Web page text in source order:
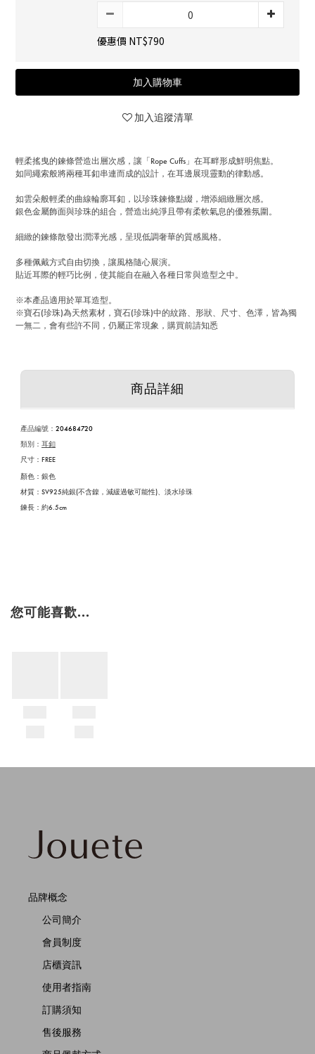
優惠價 NT$790
加入購物車
加入追蹤清單
輕柔搖曳的鍊條營造出層次感，讓「Rope Cuffs」在耳畔形成鮮明焦點。
如同繩索般將兩種耳釦串連而成的設計，在耳邊展現靈動的律動感。
如雲朵般輕柔的曲線輪廓耳釦，以珍珠鍊條點綴，增添細緻層次感。
銀色金屬飾面與珍珠的組合，營造出純淨且帶有柔軟氣息的優雅氛圍。
細緻的鍊條散發出潤澤光感，呈現低調奢華的質感風格。
多種佩戴方式自由切換，讓風格隨心展演。
貼近耳際的輕巧比例，使其能自在融入各種日常與造型之中。
※本產品適用於單耳造型。
※寶石(珍珠)為天然素材，寶石(珍珠)中的紋路、形狀、尺寸、色澤，皆為獨
一無二，會有些許不同，仍屬正常現象，購買前請知悉
商品詳細
產品編號： 204684720
類別： 耳釦
尺寸：FREE
顏色：銀色
材質：SV925純銀(不含鎳，減緩過敏可能性)、淡水珍珠
鍊長：約6.5cm
您可能喜歡...
品牌概念
公司簡介
會員制度
店櫃資訊
使用者指南
訂購須知
售後服務